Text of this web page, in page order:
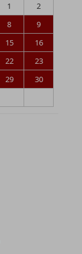
1
2
8
9
15
16
22
23
29
30